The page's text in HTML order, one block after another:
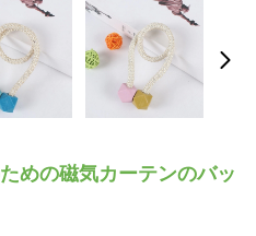
めの磁気カーテンのバッ